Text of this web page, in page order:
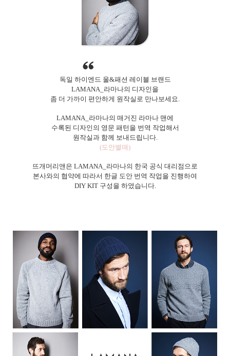
독일 하이엔드 울&패션 레이블 브랜드
LAMANA_라마나의 디자인을
좀 더 가까이 편안하게 원작실로 만나보세요.
LAMANA_라마나의 매거진 라마나 맨에
수록된 디자인의 영문 패턴을 번역 작업해서
원작실과 함께 보내드립니다.
(도안별매)
뜨개머리앤은 LAMANA_라마나의 한국 공식 대리점으로
본사와의 협약에 따라서 한글 도안 번역 작업을 진행하여
DIY KIT 구성을 하였습니다.